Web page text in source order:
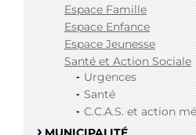
Espace Famille
Espace Enfance
Espace Jeunesse
Santé et Action Sociale
Urgences
Santé
C.C.A.S. et action